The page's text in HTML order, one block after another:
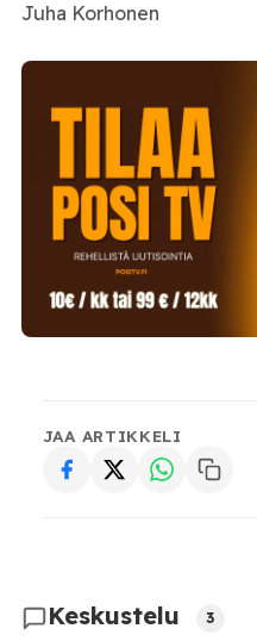
Juha Korhonen
JAA ARTIKKELI
Keskustelu 3